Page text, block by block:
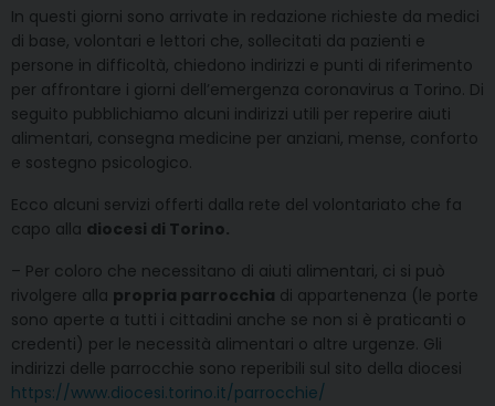
In questi giorni sono arrivate in redazione richieste da medici
di base, volontari e lettori che, sollecitati da pazienti e
persone in difficoltà, chiedono indirizzi e punti di riferimento
per affrontare i giorni dell’emergenza coronavirus a Torino. Di
seguito pubblichiamo alcuni indirizzi utili per reperire aiuti
alimentari, consegna medicine per anziani, mense, conforto
e sostegno psicologico.
Ecco alcuni servizi offerti dalla rete del volontariato che fa
capo alla diocesi di Torino.
– Per coloro che necessitano di aiuti alimentari, ci si può
rivolgere alla propria parrocchia di appartenenza (le porte
sono aperte a tutti i cittadini anche se non si è praticanti o
credenti) per le necessità alimentari o altre urgenze. Gli
indirizzi delle parrocchie sono reperibili sul sito della diocesi
https://www.diocesi.torino.it/parrocchie/